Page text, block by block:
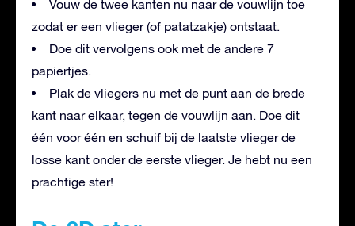
Vouw de twee kanten nu naar de vouwlijn toe
zodat er een vlieger (of patatzakje) ontstaat.
Doe dit vervolgens ook met de andere 7
papiertjes.
Plak de vliegers nu met de punt aan de brede
kant naar elkaar, tegen de vouwlijn aan. Doe dit
één voor één en schuif bij de laatste vlieger de
losse kant onder de eerste vlieger. Je hebt nu een
prachtige ster!